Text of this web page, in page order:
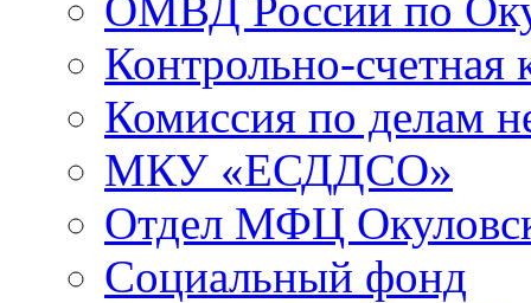
Контрольно-счетная
Комиссия по делам
МКУ «ЕСДДСО»
Отдел МФЦ
Социальный фонд